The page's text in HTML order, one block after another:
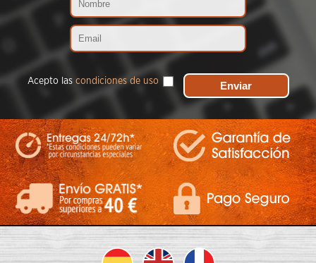
Acepto las condiciones de uso